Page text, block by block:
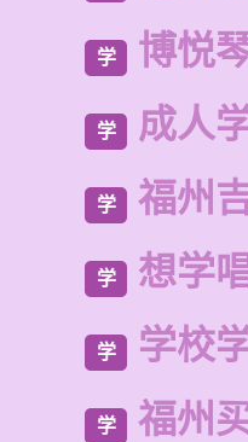
学 博悦
学 成人
学 福州
学 想学
学 学校
学 福州